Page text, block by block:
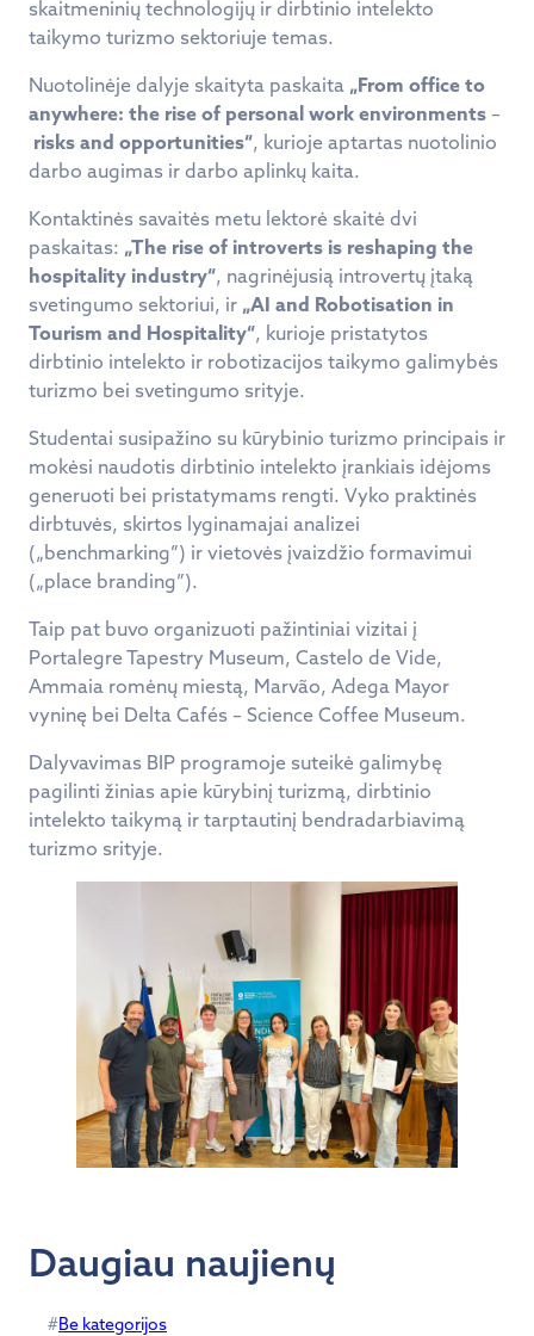
skaitmeninių technologijų ir dirbtinio intelekto
taikymo turizmo sektoriuje temas.
Nuotolinėje dalyje skaityta paskaita „From office to
anywhere: the rise of personal work environments –
risks and opportunities“, kurioje aptartas nuotolinio
darbo augimas ir darbo aplinkų kaita.
Kontaktinės savaitės metu lektorė skaitė dvi
paskaitas: „The rise of introverts is reshaping the
hospitality industry“, nagrinėjusią introvertų įtaką
svetingumo sektoriui, ir „AI and Robotisation in
Tourism and Hospitality“, kurioje pristatytos
dirbtinio intelekto ir robotizacijos taikymo galimybės
turizmo bei svetingumo srityje.
Studentai susipažino su kūrybinio turizmo principais ir
mokėsi naudotis dirbtinio intelekto įrankiais idėjoms
generuoti bei pristatymams rengti. Vyko praktinės
dirbtuvės, skirtos lyginamajai analizei
(„benchmarking”) ir vietovės įvaizdžio formavimui
(„place branding”).
Taip pat buvo organizuoti pažintiniai vizitai į
Portalegre Tapestry Museum, Castelo de Vide,
Ammaia romėnų miestą, Marvão, Adega Mayor
vyninę bei Delta Cafés – Science Coffee Museum.
Dalyvavimas BIP programoje suteikė galimybę
pagilinti žinias apie kūrybinį turizmą, dirbtinio
intelekto taikymą ir tarptautinį bendradarbiavimą
turizmo srityje.
Daugiau naujienų
#Be kategorijos